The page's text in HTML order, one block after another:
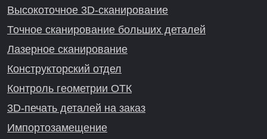
Высокоточное 3D-сканирование
Точное сканирование больших деталей
Лазерное сканирование
Конструкторский отдел
Контроль геометрии ОТК
3D-печать деталей на заказ
Импортозамещение